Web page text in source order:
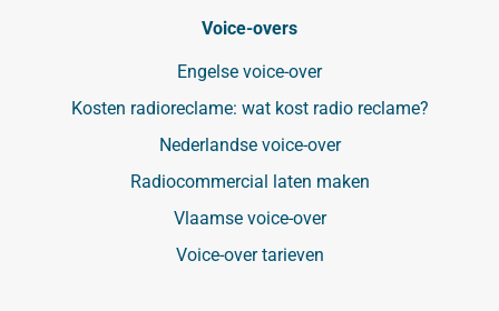
Voice-overs
Engelse voice-over
Kosten radioreclame: wat kost radio reclame?
Nederlandse voice-over
Radiocommercial laten maken
Vlaamse voice-over
Voice-over tarieven